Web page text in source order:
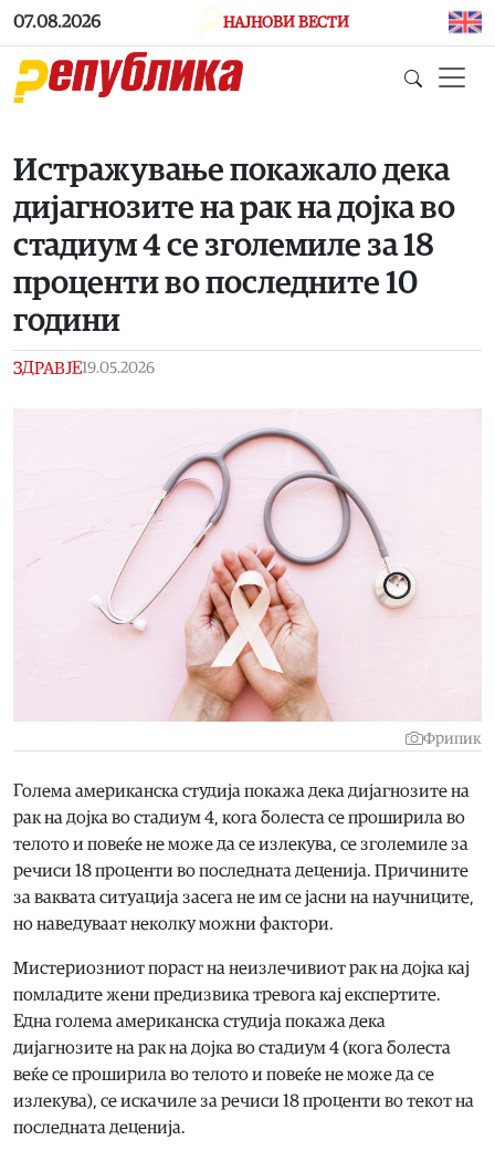
Skip to main content
07.08.2026 НАЈНОВИ ВЕСТИ
Истражување покажало дека
дијагнозите на рак на дојка во
стадиум 4 се зголемиле за 18
проценти во последните 10
години
ЗДРАВЈЕ19.05.2026
Фрипик
Голема американска студија покажа дека дијагнозите на
рак на дојка во стадиум 4, кога болеста се проширила во
телото и повеќе не може да се излекува, се зголемиле за
речиси 18 проценти во последната деценија. Причините
за ваквата ситуација засега не им се јасни на научниците,
но наведуваат неколку можни фактори.
Мистериозниот пораст на неизлечивиот рак на дојка кај
помладите жени предизвика тревога кај експертите.
Една голема американска студија покажа дека
дијагнозите на рак на дојка во стадиум 4 (кога болеста
веќе се проширила во телото и повеќе не може да се
излекува), се искачиле за речиси 18 проценти во текот на
последната деценија.